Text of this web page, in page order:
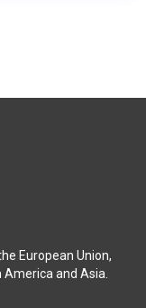
European Union,
and Asia.